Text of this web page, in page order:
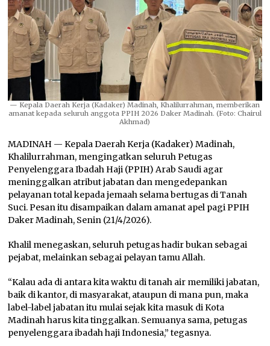
— Kepala Daerah Kerja (Kadaker) Madinah, Khalilurrahman, memberikan
amanat kepada seluruh anggota PPIH 2026 Daker Madinah. (Foto: Chairul
Akhmad)
MADINAH — Kepala Daerah Kerja (Kadaker) Madinah,
Khalilurrahman, mengingatkan seluruh Petugas
Penyelenggara Ibadah Haji (PPIH) Arab Saudi agar
meninggalkan atribut jabatan dan mengedepankan
pelayanan total kepada jemaah selama bertugas di Tanah
Suci. Pesan itu disampaikan dalam amanat apel pagi PPIH
Daker Madinah, Senin (21/4/2026).
Khalil menegaskan, seluruh petugas hadir bukan sebagai
pejabat, melainkan sebagai pelayan tamu Allah.
“Kalau ada di antara kita waktu di tanah air memiliki jabatan,
baik di kantor, di masyarakat, ataupun di mana pun, maka
label-label jabatan itu mulai sejak kita masuk di Kota
Madinah harus kita tinggalkan. Semuanya sama, petugas
penyelenggara ibadah haji Indonesia,” tegasnya.